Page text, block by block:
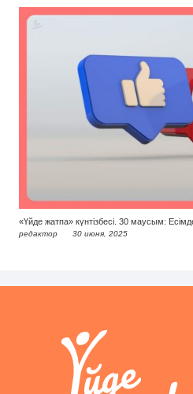
«Үйде жатпа» күнтізбесі. 30 маусым:
редактор 30 июня, 2025